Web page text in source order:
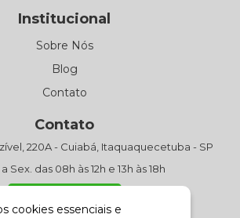
Institucional
Sobre Nós
Blog
Contato
Contato
220A - Cuiabá, Itaquaquecetuba - SP
Sex. das 08h às 12h e 13h às 18h
cookies essenciais e